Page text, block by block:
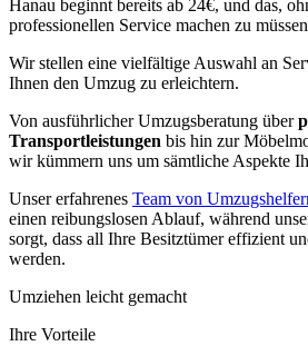
Hanau beginnt bereits ab 24€, und das,
professionellen Service machen zu
Wir stellen eine vielfältige Auswahl an
Ihnen den Umzug zu erleichtern.
Von ausführlicher Umzugsberatung über
Transportleistungen bis hin zur
wir kümmern uns um sämtliche Aspekte
Unser erfahrenes Team von
einen reibungslosen Ablauf, während
sorgt, dass all Ihre Besitztümer effizient
werden.
Umziehen leicht gemacht
Ihre Vorteile